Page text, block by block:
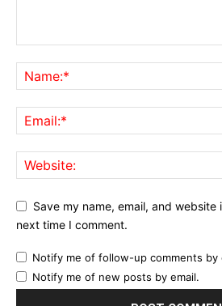
Save my name, email, and
next time I comment.
Notify me of follow-up comments by
Notify me of new posts by email.